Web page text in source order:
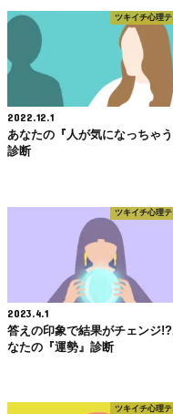
ツキイチ心理テ
2022.12.1
あなたの『人が気になっちゃう
診断
ツキイチ心理テ
2023.4.1
答えの印象で結果がチェンジ
なたの『運勢』診断
ツキイチ心理テ